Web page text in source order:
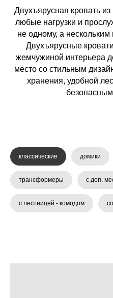
Двухъярусная кровать
любые нагрузки и
не одному, а
Двухъярусные
жемчужиной интерьера
место со стильным
хранения, удобной
классические домики
трансформеры с доп.
с лестницей - комодом